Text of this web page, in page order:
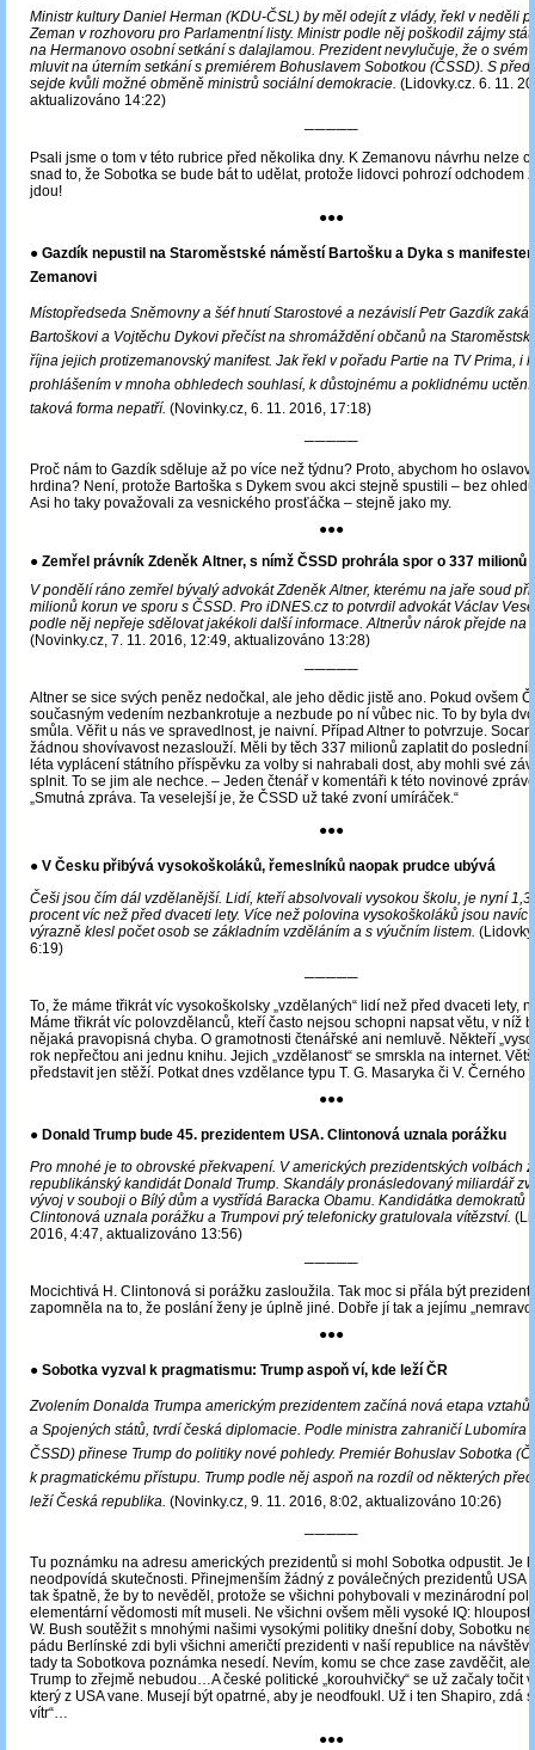
Ministr kultury Daniel Herman (KDU-ČSL) by měl odejít z vlády, řekl v neděli
Zeman v rozhovoru pro Parlamentní listy. Ministr podle něj poškodil zájmy
na Hermanovo osobní setkání s dalajlamou. Prezident nevylučuje, že o svém
mluvit na úterním setkání s premiérem Bohuslavem Sobotkou (ČSSD). S
sejde kvůli možné obměně ministrů sociální demokracie. (Lidovky.cz. 6. 11.
aktualizováno 14:22)
─────
Psali jsme o tom v této rubrice před několika dny. K Zemanovu návrhu nelze
snad to, že Sobotka se bude bát to udělat, protože lidovci pohrozí odchodem
jdou!
●●●
● Gazdík nepustil na Staroměstské náměstí Bartošku a Dyka s
Zemanovi
Místopředseda Sněmovny a šéf hnutí Starostové a nezávislí Petr Gazdík
Bartoškovi a Vojtěchu Dykovi přečíst na shromáždění občanů na
října jejich protizemanovský manifest. Jak řekl v pořadu Partie na TV Prima, i
prohlášením v mnoha obhledech souhlasí, k důstojnému a poklidnému uctění
taková forma nepatří. (Novinky.cz, 6. 11. 2016, 17:18)
─────
Proč nám to Gazdík sděluje až po více než týdnu? Proto, abychom ho
hrdina? Není, protože Bartoška s Dykem svou akci stejně spustili – bez
Asi ho taky považovali za vesnického prosťáčka – stejně jako my.
●●●
● Zemřel právník Zdeněk Altner, s nímž ČSSD prohrála spor o 337 milionů
V pondělí ráno zemřel bývalý advokát Zdeněk Altner, kterému na jaře soud
milionů korun ve sporu s ČSSD. Pro iDNES.cz to potvrdil advokát Václav
podle něj nepřeje sdělovat jakékoli další informace. Altnerův nárok přejde na
(Novinky.cz, 7. 11. 2016, 12:49, aktualizováno 13:28)
─────
Altner se sice svých peněz nedočkal, ale jeho dědic jistě ano. Pokud ovšem
současným vedením nezbankrotuje a nezbude po ní vůbec nic. To by byla
smůla. Věřit u nás ve spravedlnost, je naivní. Případ Altner to potvrzuje.
žádnou shovívavost nezaslouží. Měli by těch 337 milionů zaplatit do
léta vyplácení státního příspěvku za volby si nahrabali dost, aby mohli své
splnit. To se jim ale nechce. – Jeden čtenář v komentáři k této novinové
„Smutná zpráva. Ta veselejší je, že ČSSD už také zvoní umíráček.“
●●●
● V Česku přibývá vysokoškoláků, řemeslníků naopak prudce ubývá
Češi jsou čím dál vzdělanější. Lidí, kteří absolvovali vysokou školu, je nyní
procent víc než před dvaceti lety. Více než polovina vysokoškoláků jsou navíc
výrazně klesl počet osob se základním vzděláním a s výučním listem.
6:19)
─────
To, že máme třikrát víc vysokoškolsky „vzdělaných“ lidí než před dvaceti lety,
Máme třikrát víc polovzdělanců, kteří často nejsou schopni napsat větu, v níž
nějaká pravopisná chyba. O gramotnosti čtenářské ani nemluvě. Někteří
rok nepřečtou ani jednu knihu. Jejich „vzdělanost“ se smrskla na internet.
představit jen stěží. Potkat dnes vzdělance typu T. G. Masaryka či V.
●●●
● Donald Trump bude 45. prezidentem USA. Clintonová uznala porážku
Pro mnohé je to obrovské překvapení. V amerických prezidentských volbách
republikánský kandidát Donald Trump. Skandály pronásledovaný miliardář
vývoj v souboji o Bílý dům a vystřídá Baracka Obamu. Kandidátka demokratů
Clintonová uznala porážku a Trumpovi prý telefonicky gratulovala vítězství.
2016, 4:47, aktualizováno 13:56)
─────
Mocichtivá H. Clintonová si porážku zasloužila. Tak moc si přála být
zapomněla na to, že poslání ženy je úplně jiné. Dobře jí tak a jejímu
●●●
● Sobotka vyzval k pragmatismu: Trump aspoň ví, kde leží ČR
Zvolením Donalda Trumpa americkým prezidentem začíná nová etapa vztahů
a Spojených států, tvrdí česká diplomacie. Podle ministra zahraničí Lubomíra
ČSSD) přinese Trump do politiky nové pohledy. Premiér Bohuslav Sobotka
k pragmatickému přístupu. Trump podle něj aspoň na rozdíl od některých
leží Česká republika. (Novinky.cz, 9. 11. 2016, 8:02, aktualizováno 10:26)
─────
Tu poznámku na adresu amerických prezidentů si mohl Sobotka odpustit. Je
neodpovídá skutečnosti. Přinejmenším žádný z poválečných prezidentů USA
tak špatně, že by to nevěděl, protože se všichni pohybovali v mezinárodní
elementární vědomosti mít museli. Ne všichni ovšem měli vysoké IQ:
W. Bush soutěžit s mnohými našimi vysokými politiky dnešní doby, Sobotku
pádu Berlínské zdi byli všichni američtí prezidenti v naší republice na
tady ta Sobotkova poznámka nesedí. Nevím, komu se chce zase zavděčit, ale
Trump to zřejmě nebudou…A české politické „korouhvičky“ se už začaly točit
který z USA vane. Musejí být opatrné, aby je neodfoukl. Už i ten Shapiro, zdá
vítr“…
●●●